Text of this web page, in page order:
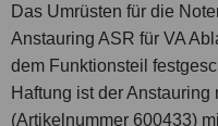
Das Umrüsten für die
Anstauring ASR für VA
dem Funktionsteil
Haftung ist der
(Artikelnummer 600433)